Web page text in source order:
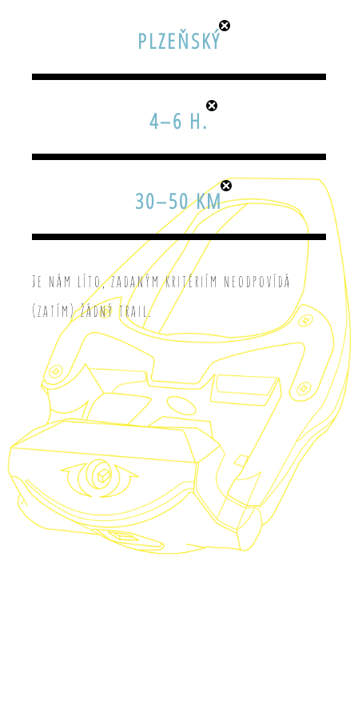
PLZEŇSKÝ
4–6 H.
30–50 KM
Je nám líto, zadaným kritériím neodpovídá
(zatím) žádný trail.